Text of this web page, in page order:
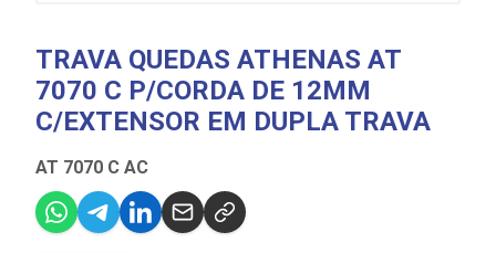
TRAVA QUEDAS ATHENAS AT
7070 C P/CORDA DE 12MM
C/EXTENSOR EM DUPLA TRAVA
AT 7070 C AC